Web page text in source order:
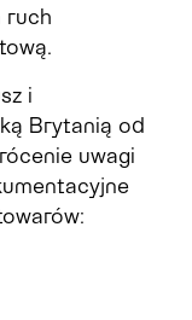
ruch
i
Brytanią od
uwagi